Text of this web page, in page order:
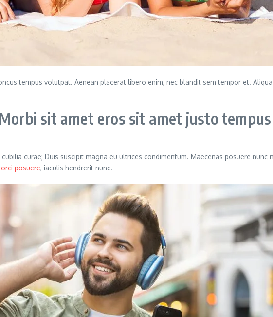
tempus volutpat. Aenean placerat libero enim, nec blandit sem tempor et.
sit amet eros sit amet justo
curae; Duis suscipit magna eu ultrices condimentum. Maecenas posuere nunc
posuere, iaculis hendrerit nunc.